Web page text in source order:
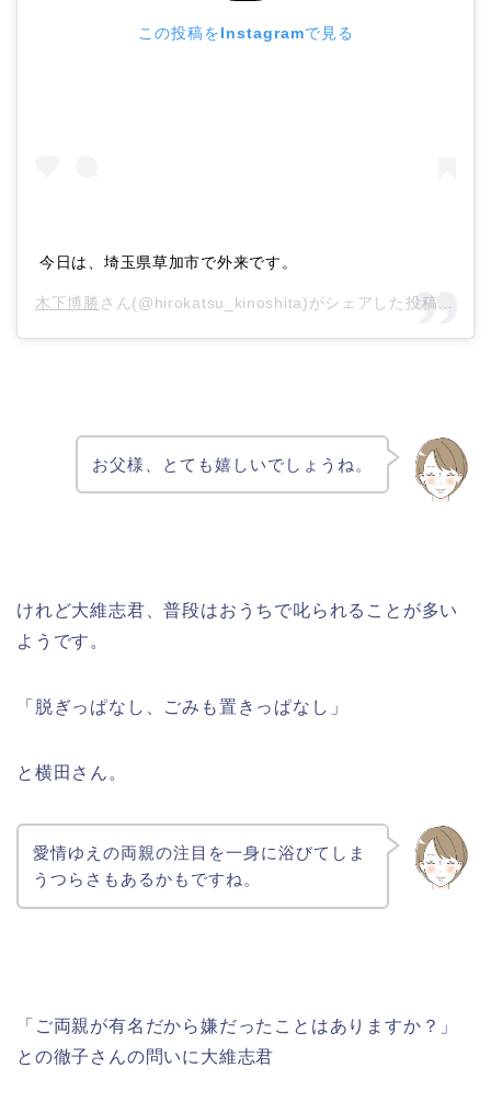
この投稿をInstagramで見る
今日は、埼玉県草加市で外来です。
木下博勝 さん(@hirokatsu_kinoshita)がシェアした投稿 –
お父様、とても嬉しいでしょうね。
けれど大維志君、普段はおうちで叱られることが多い
ようです。
「脱ぎっぱなし、ごみも置きっぱなし」
と横田さん。
愛情ゆえの両親の注目を一身に浴びてしま
うつらさもあるかもですね。
「ご両親が有名だから嫌だったことはありますか？」
との徹子さんの問いに大維志君